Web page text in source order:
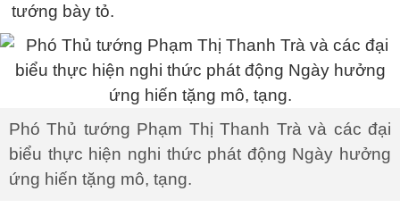
tướng bày tỏ.
Phó Thủ tướng Phạm Thị Thanh Trà và các đại
biểu thực hiện nghi thức phát động Ngày hưởng
ứng hiến tặng mô, tạng.